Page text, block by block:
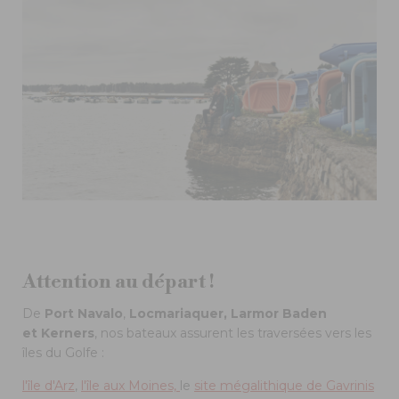
Attention au départ !
De Port Navalo, Locmariaquer, Larmor Baden
et Kerners, nos bateaux assurent les traversées vers les
îles du Golfe :
l'île d'Arz, l'île aux Moines, le site mégalithique de Gavrinis